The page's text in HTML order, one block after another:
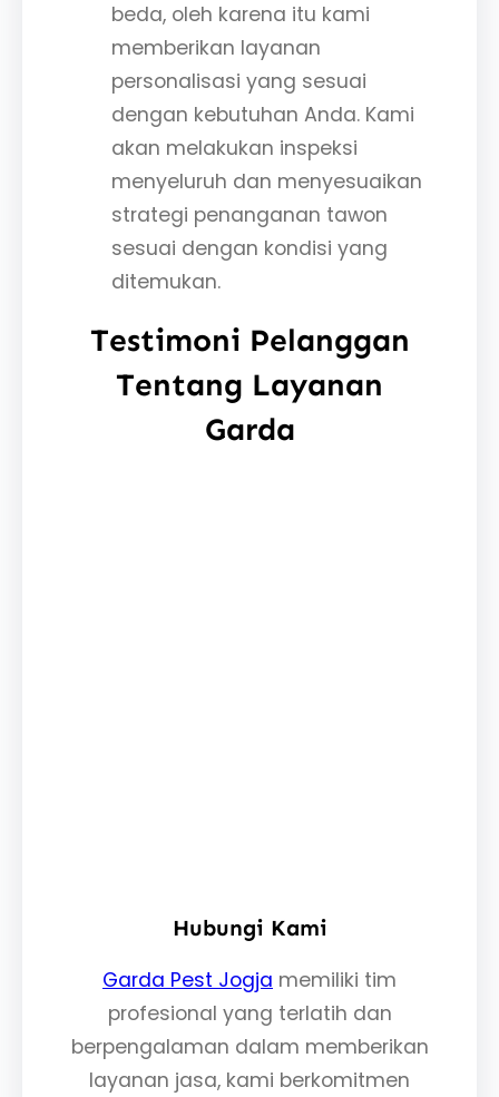
beda, oleh karena itu kami
memberikan layanan
personalisasi yang sesuai
dengan kebutuhan Anda. Kami
akan melakukan inspeksi
menyeluruh dan menyesuaikan
strategi penanganan tawon
sesuai dengan kondisi yang
ditemukan.
Testimoni Pelanggan
Tentang Layanan
Garda
Hubungi Kami
Garda Pest Jogja memiliki tim
profesional yang terlatih dan
berpengalaman dalam memberikan
layanan jasa, kami berkomitmen